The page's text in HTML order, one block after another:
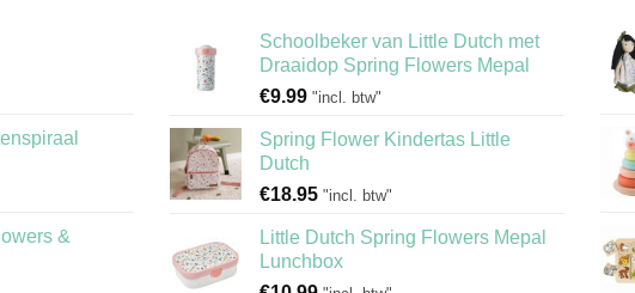
&
Schoolbeker van Little Dutch met
Draaidop Spring Flowers Mepal
€9.99 "incl. btw"
Spring Flower Kindertas Little
Dutch
€18.95 "incl. btw"
Little Dutch Spring Flowers Mepal
Lunchbox